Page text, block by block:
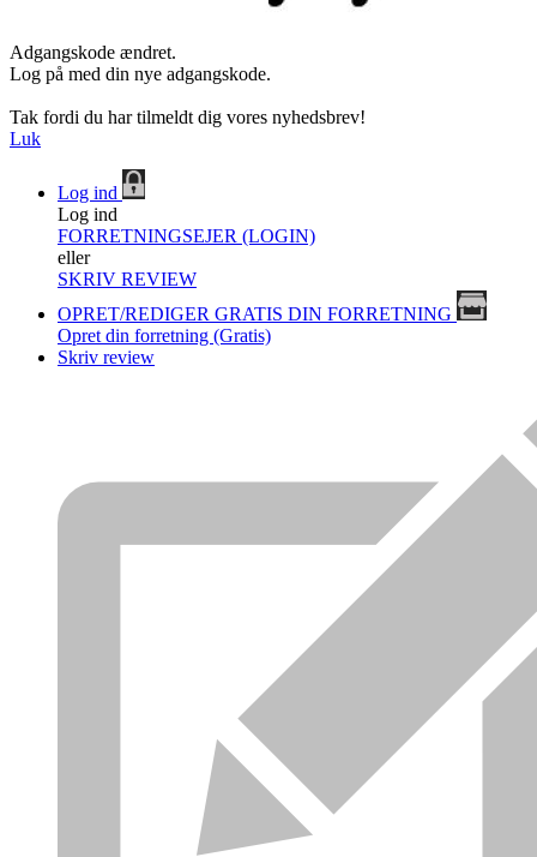
Adgangskode ændret.
Log på med din nye adgangskode.
Tak fordi du har tilmeldt dig vores nyhedsbrev!
Luk
Log ind
Log ind
FORRETNINGSEJER (LOGIN)
eller
SKRIV REVIEW
OPRET/REDIGER GRATIS DIN FORRETNING
Opret din forretning (Gratis)
Skriv review